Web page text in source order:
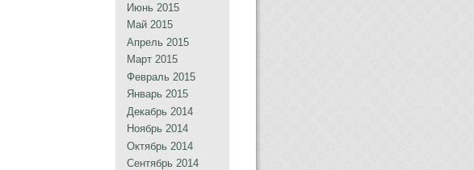
Июнь 2015
Май 2015
Апрель 2015
Март 2015
Февраль 2015
Январь 2015
Декабрь 2014
Ноябрь 2014
Октябрь 2014
Сентябрь 2014